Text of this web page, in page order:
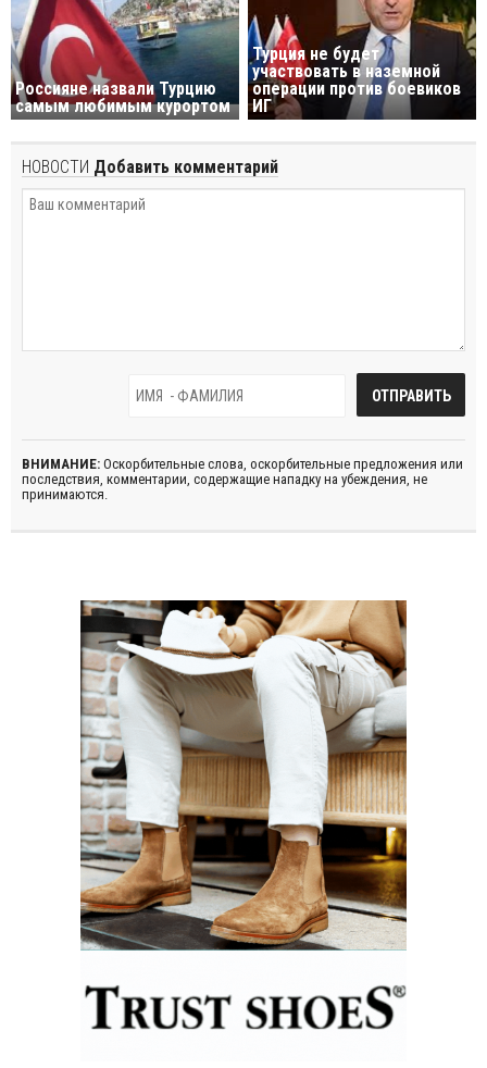
Россияне назвали Турцию
самым любимым курортом
Турция не будет
участвовать в наземной
операции против боевиков
ИГ
НОВОСТИ Добавить комментарий
ВНИМАНИЕ: Оскорбительные слова, оскорбительные предложения или
последствия, комментарии, содержащие нападку на убеждения, не
принимаются.